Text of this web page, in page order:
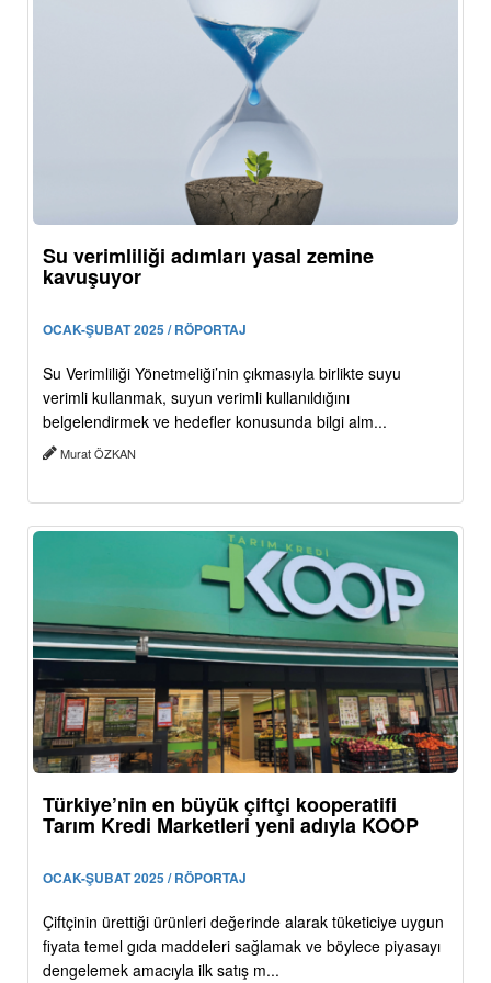
Su verimliliği adımları yasal zemine
kavuşuyor
OCAK-ŞUBAT 2025 / RÖPORTAJ
Su Verimliliği Yönetmeliği’nin çıkmasıyla birlikte suyu
verimli kullanmak, suyun verimli kullanıldığını
belgelendirmek ve hedefler konusunda bilgi alm...
Murat ÖZKAN
Türkiye’nin en büyük çiftçi kooperatifi
Tarım Kredi Marketleri yeni adıyla KOOP
OCAK-ŞUBAT 2025 / RÖPORTAJ
Çiftçinin ürettiği ürünleri değerinde alarak tüketiciye uygun
fiyata temel gıda maddeleri sağlamak ve böylece piyasayı
dengelemek amacıyla ilk satış m...